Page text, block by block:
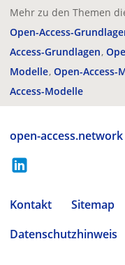
Mehr zu den Themen
Open-Access-
Access-Grundlagen
Modelle Open-Access-
Access-Modelle
open-access.network
Kontakt Sitemap
Datenschutzhinweis